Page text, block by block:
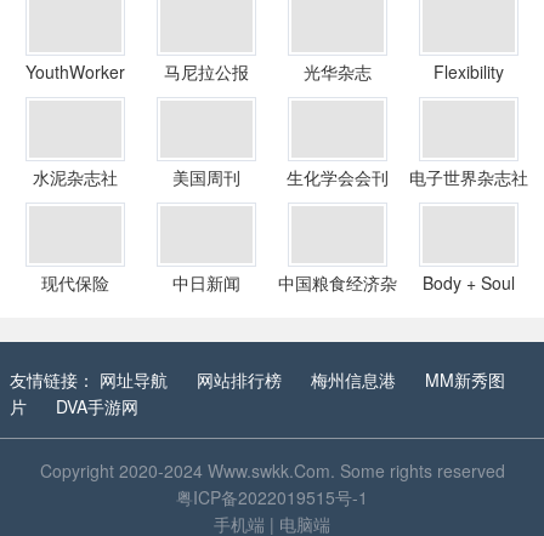
YouthWorker 马尼拉公报 光华杂志 Flexibility
水泥杂志社 美国周刊 生化学会会刊 电子世界杂志社
现代保险 中日新闻
中国粮食经济杂
Body + Soul
友情链接： 网址导航 网站排行榜 梅州信息港
MM新秀图
片
DVA手游网
Copyright 2020-2024 Www.swkk.Com. Some rights reserved
粤ICP备2022019515号-1
手机端 | 电脑端